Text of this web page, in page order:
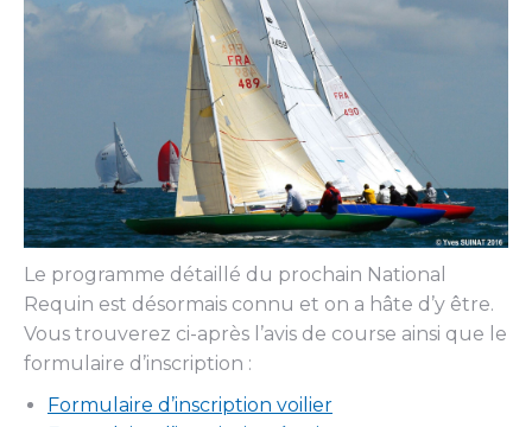
Le programme détaillé du prochain National
Requin est désormais connu et on a hâte d’y être.
Vous trouverez ci-après l’avis de course ainsi que le
formulaire d’inscription :
Formulaire d’inscription voilier